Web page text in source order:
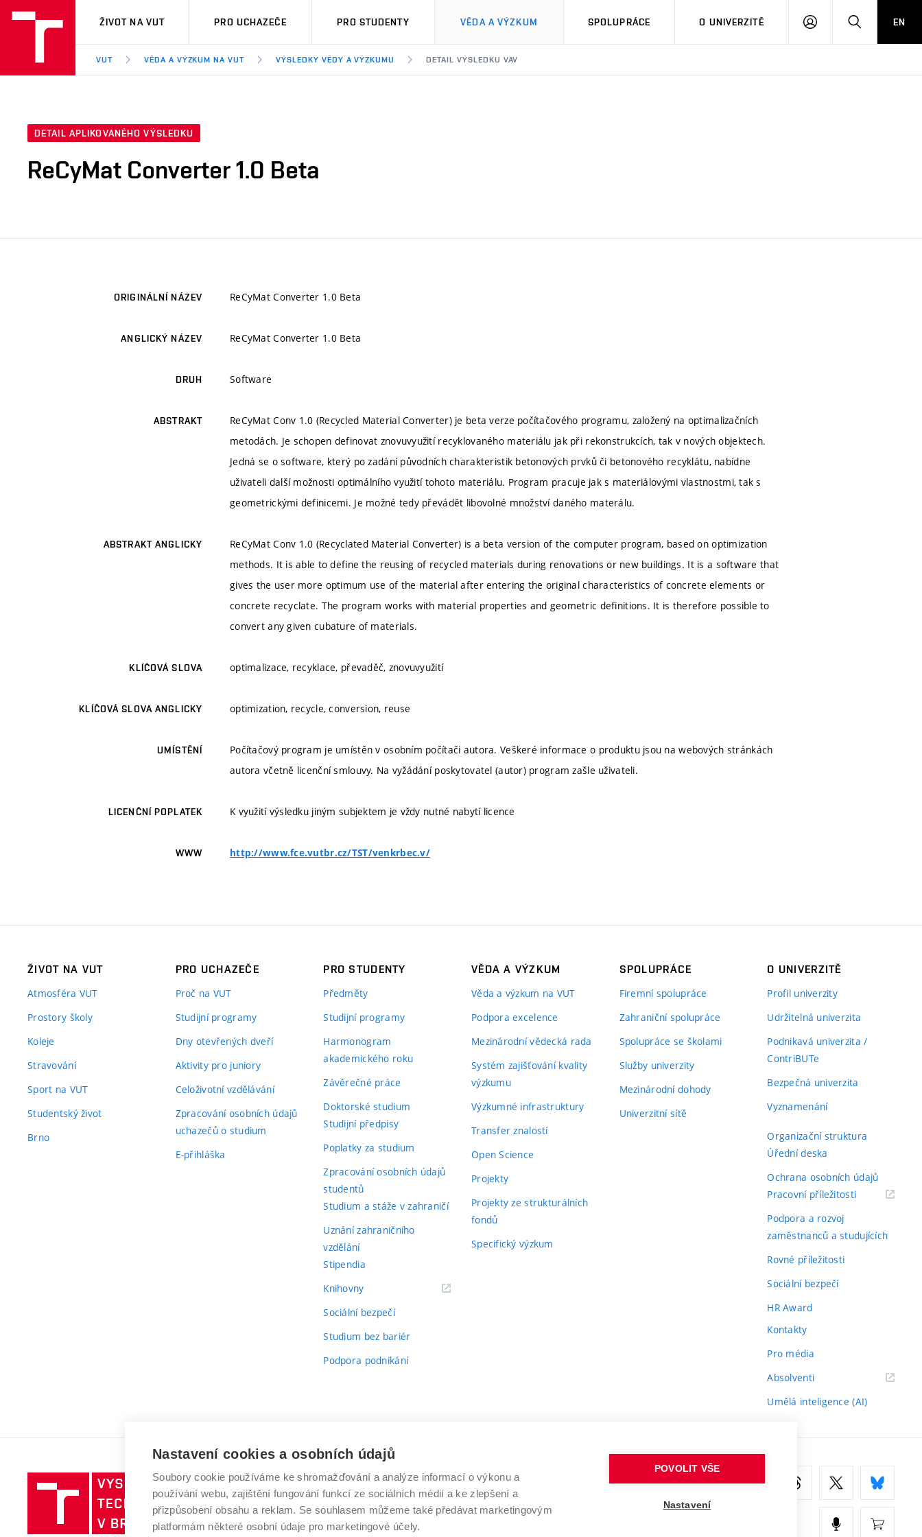
VUT
ŽIVOT NA VUT PRO UCHAZEČE PRO STUDENTY VĚDA A VÝZKUM SPOLUPRÁCE O UNIVERZITĚ
PŘIHLÁSIT HLEDATEN
VUT VĚDA A VÝZKUM NA VUT VÝSLEDKY VĚDY A VÝZKUMU DETAIL VÝSLEDKU VAV
DETAIL APLIKOVANÉHO VÝSLEDKU
ReCyMat Converter 1.0 Beta
ORIGINÁLNÍ NÁZEV ReCyMat Converter 1.0 Beta
ANGLICKÝ NÁZEV ReCyMat Converter 1.0 Beta
DRUH Software
ABSTRAKT
ReCyMat Conv 1.0 (Recycled Material Converter) je beta verze počítačového programu, založený na optimalizačních
metodách. Je schopen definovat znovuvyužití recyklovaného materiálu jak při rekonstrukcích, tak v nových objektech.
Jedná se o software, který po zadání původních charakteristik betonových prvků či betonového recyklátu, nabídne
uživateli další možnosti optimálního využití tohoto materiálu. Program pracuje jak s materiálovými vlastnostmi, tak s
geometrickými definicemi. Je možné tedy převádět libovolné množství daného materálu.
ABSTRAKT ANGLICKY
ReCyMat Conv 1.0 (Recyclated Material Converter) is a beta version of the computer program, based on optimization
methods. It is able to define the reusing of recycled materials during renovations or new buildings. It is a software that
gives the user more optimum use of the material after entering the original characteristics of concrete elements or
concrete recyclate. The program works with material properties and geometric definitions. It is therefore possible to
convert any given cubature of materials.
KLÍČOVÁ SLOVA optimalizace, recyklace, převaděč, znovuvyužití
KLÍČOVÁ SLOVA ANGLICKY optimization, recycle, conversion, reuse
UMÍSTĚNÍ
Počítačový program je umístěn v osobním počítači autora. Veškeré informace o produktu jsou na webových stránkách
autora včetně licenční smlouvy. Na vyžádání poskytovatel (autor) program zašle uživateli.
LICENČNÍ POPLATEK K využití výsledku jiným subjektem je vždy nutné nabytí licence
WWW http://www.fce.vutbr.cz/TST/venkrbec.v/
ŽIVOT NA VUT
Atmosféra VUT
Prostory školy
Koleje
Stravování
Sport na VUT
Studentský život
Brno
PRO UCHAZEČE
Proč na VUT
Studijní programy
Dny otevřených dveří
Aktivity pro juniory
Celoživotní vzdělávání
Zpracování osobních údajů
uchazečů o studium
E-přihláška
PRO STUDENTY
Předměty
Studijní programy
Harmonogram
akademického roku
Závěrečné práce
Doktorské studium
Studijní předpisy
Poplatky za studium
Zpracování osobních údajů
studentů
Studium a stáže v zahraničí
Uznání zahraničního
vzdělání
Stipendia
Knihovny(externí
Sociální bezpečí
Studium bez bariér
Podpora podnikání
VĚDA A VÝZKUM
Věda a výzkum na VUT
Podpora excelence
Mezinárodní vědecká rada
Systém zajišťování kvality
výzkumu
Výzkumné infrastruktury
Transfer znalostí
Open Science
Projekty
Projekty ze strukturálních
fondů
Specifický výzkum
SPOLUPRÁCE
Firemní spolupráce
Zahraniční spolupráce
Spolupráce se školami
Služby univerzity
Mezinárodní dohody
Univerzitní sítě
O UNIVERZITĚ
Profil univerzity
Udržitelná univerzita
Podnikavá univerzita /
ContriBUTe
Bezpečná univerzita
Vyznamenání
Organizační struktura
Úřední deska
Ochrana osobních údajů
Pracovní příležitosti(externí
Podpora a rozvoj
zaměstnanců a studujících
Rovné příležitosti
Sociální bezpečí
HR Award
Kontakty
Pro média
Absolventi(externí
Umělá inteligence (AI)
Vysoké
učení
technické
v
VYSOKÉ UČENÍ TECHNICKÉ V BRNĚ
Antonínská 548/1
602 00 Brno
www.vut.cz
Nastavení cookies a osobních údajů
Soubory cookie používáme ke shromažďování a analýze informací o výkonu a
používání webu, zajištění fungování funkcí ze sociálních médií a ke zlepšení a
přizpůsobení obsahu a reklam. Se souhlasem můžeme také předávat marketingovým
platformám některé osobní údaje pro marketingové účely.
POVOLIT VŠE
Nastavení